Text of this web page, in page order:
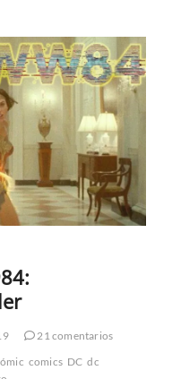
21 comentarios
comics DC dc